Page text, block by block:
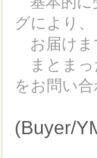
グにより、
お届けま
まとまっ
をお問い合
(Buyer/